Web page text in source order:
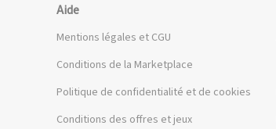
Aide
Mentions légales et CGU
Conditions de la Marketplace
Politique de confidentialité et de cookies
Conditions des offres et jeux